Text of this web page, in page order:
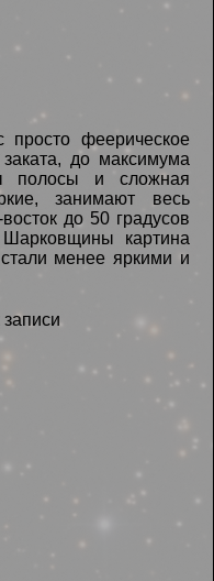
феерическое
до максимума
полосы и сложная
занимают весь
до 50 градусов
картина
менее яркими и